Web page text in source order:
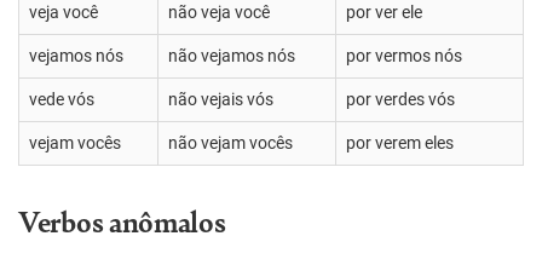
veja você não veja você por ver ele
vejamos nós não vejamos nós por vermos nós
vede vós não vejais vós por verdes vós
vejam vocês não vejam vocês por verem eles
Verbos anômalos